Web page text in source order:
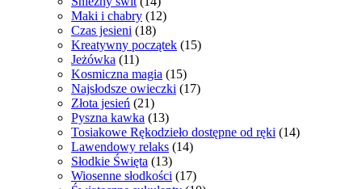
Maki i chabry (12)
Czas jesieni (18)
Kreatywny początek (15)
Jeżówka (11)
Kosmiczna magia (15)
Najsłodsze owieczki (17)
Złota jesień (21)
Pyszna kawka (13)
Tosiakowe Rękodzieło dostępne od ręki (14)
Lawendowy relaks (14)
Słodkie Święta (13)
Wiosenne słodkości (17)